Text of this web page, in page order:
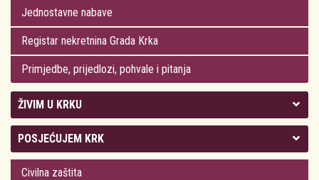
Jednostavne nabave
Registar nekretnina Grada Krka
Primjedbe, prijedlozi, pohvale i pitanja
ŽIVIM U KRKU
Kolegij gradonačelnika
Gradsko vijeće
POSJEĆUJEM KRK
Plan Grada Krka
Civilna zaštita